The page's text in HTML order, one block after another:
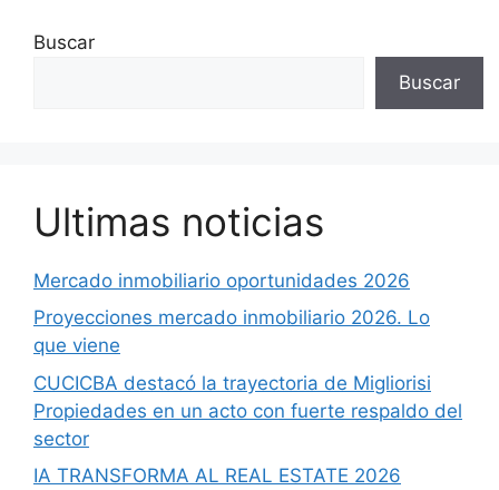
Buscar
Buscar
Ultimas noticias
Mercado inmobiliario oportunidades 2026
Proyecciones mercado inmobiliario 2026. Lo
que viene
CUCICBA destacó la trayectoria de Migliorisi
Propiedades en un acto con fuerte respaldo del
sector
IA TRANSFORMA AL REAL ESTATE 2026